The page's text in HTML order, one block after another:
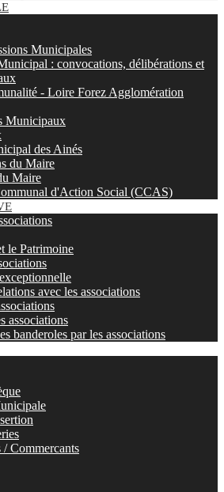
Municipales
: convocations, délibérations et
- Loire Forez Agglomération
Municipaux
des Ainés
du Maire
Maire
d'Action Social (CCAS)
le Patrimoine
avec les associations
associations
banderoles par les associations
/ Commercants